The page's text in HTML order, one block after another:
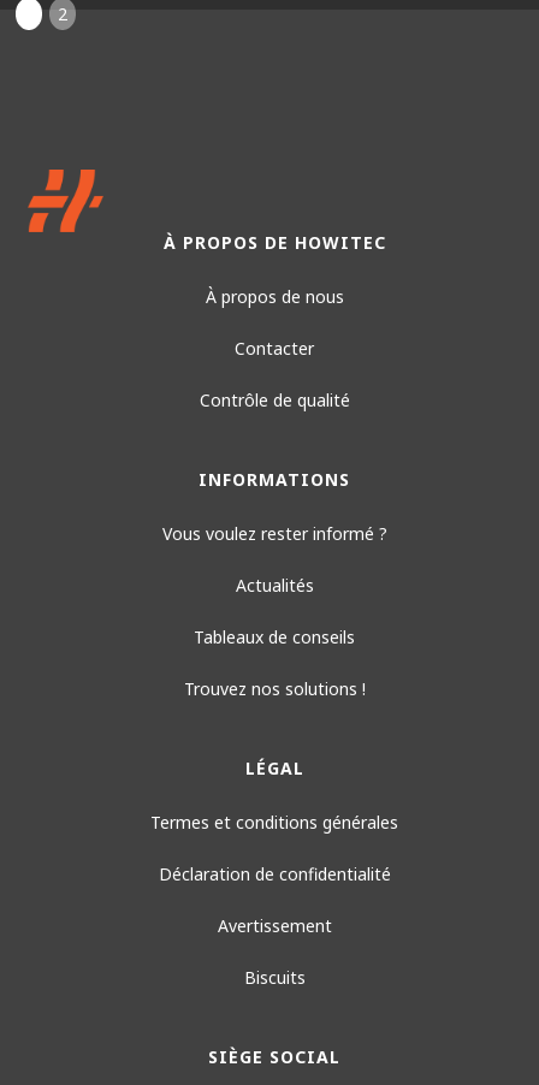
2
À PROPOS DE HOWITEC
À propos de nous
Contacter
Contrôle de qualité
INFORMATIONS
Vous voulez rester informé ?
Actualités
Tableaux de conseils
Trouvez nos solutions !
LÉGAL
Termes et conditions générales
Déclaration de confidentialité
Avertissement
Biscuits
SIÈGE SOCIAL